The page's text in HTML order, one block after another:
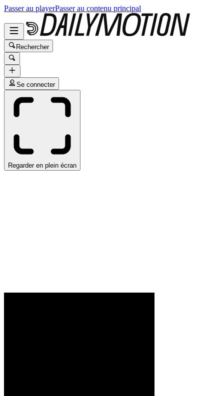
Passer au playerPasser au contenu principal
Rechercher
Se connecter
Regarder en plein écran